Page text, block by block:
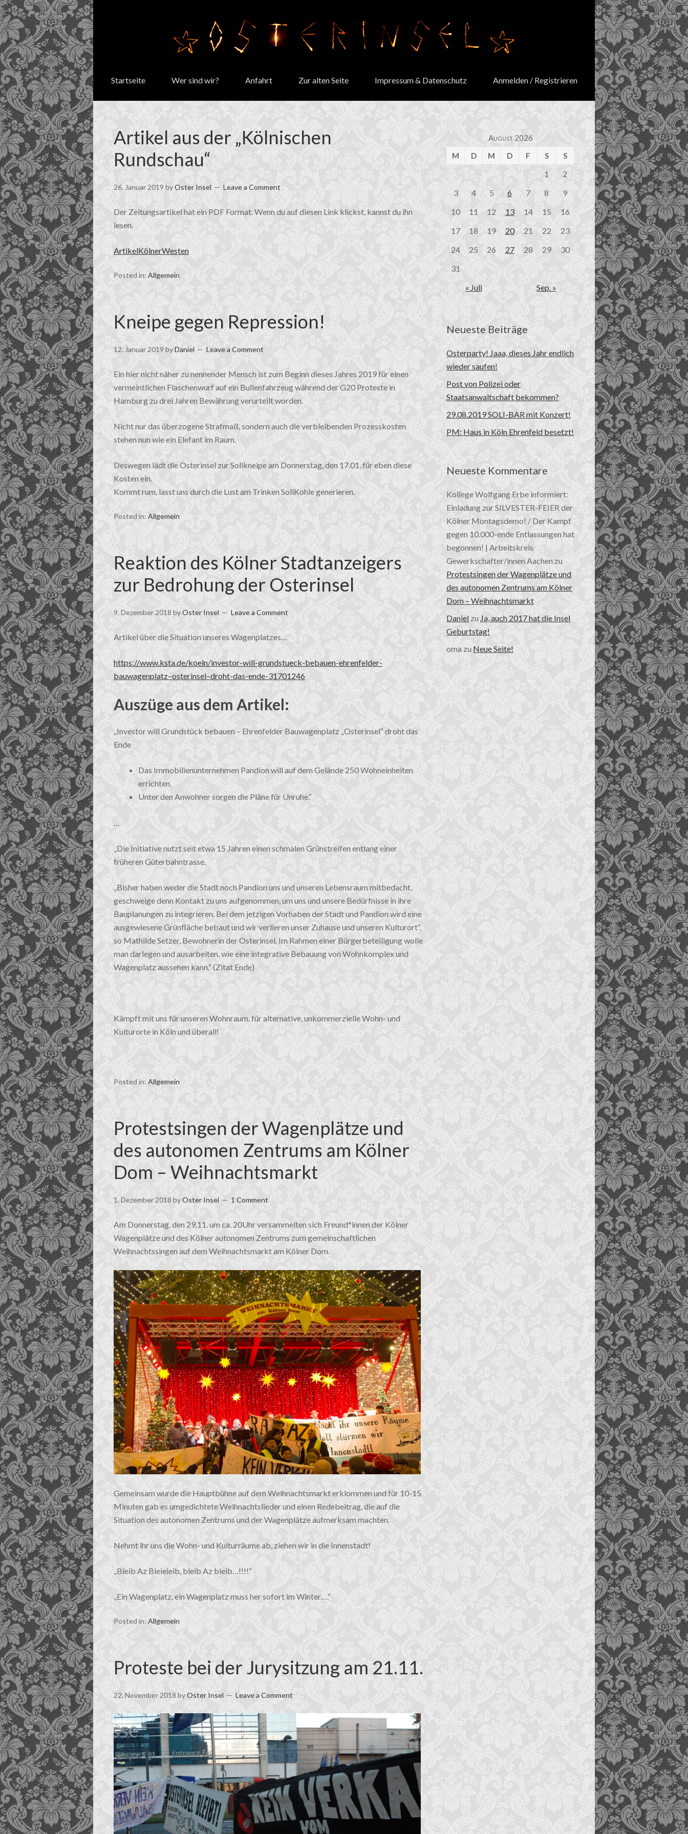
Startseite Wer sind wir? Anfahrt Zur alten Seite Impressum & Datenschutz Anmelden / Registrieren
Artikel aus der „Kölnischen
Rundschau“
26. Januar 2019 byOster Insel Leave a Comment
Der Zeitungsartikel hat ein PDF Format. Wenn du auf diesen Link klickst, kannst du ihn
lesen.
ArtikelKölnerWesten
Posted in: Allgemein
Kneipe gegen Repression!
12. Januar 2019 byDaniel Leave a Comment
Ein hier nicht näher zu nennender Mensch ist zum Beginn dieses Jahres 2019 für einen
vermeintlichen Flaschenwurf auf ein Bullenfahrzeug während der G20 Proteste in
Hamburg zu drei Jahren Bewährung verurteilt worden.
Nicht nur das überzogene Strafmaß, sondern auch die verbleibenden Prozesskosten
stehen nun wie ein Elefant im Raum.
Deswegen lädt die Osterinsel zur Solikneipe am Donnerstag, den 17.01. für eben diese
Kosten ein.
Kommt rum, lasst uns durch die Lust am Trinken SoliKohle generieren.
Posted in:Allgemein
Reaktion des Kölner Stadtanzeigers
zur Bedrohung der Osterinsel
9. Dezember 2018 byOster Insel Leave a Comment
Artikel über die Situation unseres Wagenplatzes…
https://www.ksta.de/koeln/investor-will-grundstueck-bebauen-ehrenfelder-
bauwagenplatz–osterinsel–droht-das-ende-31701246
Auszüge aus dem Artikel:
„Investor will Grundstück bebauen – Ehrenfelder Bauwagenplatz „Osterinsel“ droht das
Ende
Das Immobilienunternehmen Pandion will auf dem Gelände 250 Wohneinheiten
errichten.
Unter den Anwohner sorgen die Pläne für Unruhe.“
…
„Die Initiative nutzt seit etwa 15 Jahren einen schmalen Grünstreifen entlang einer
früheren Güterbahntrasse.
„Bisher haben weder die Stadt noch Pandion uns und unseren Lebensraum mitbedacht,
geschweige denn Kontakt zu uns aufgenommen, um uns und unsere Bedürfnisse in ihre
Bauplanungen zu integrieren. Bei dem jetzigen Vorhaben der Stadt und Pandion wird eine
ausgewiesene Grünfläche bebaut und wir verlieren unser Zuhause und unseren Kulturort“,
so Mathilde Setzer, Bewohnerin der Osterinsel. Im Rahmen einer Bürgerbeteiligung wolle
man darlegen und ausarbeiten, wie eine integrative Bebauung von Wohnkomplex und
Wagenplatz aussehen kann.“ (Zitat Ende)
Kämpft mit uns für unseren Wohnraum, für alternative, unkommerzielle Wohn- und
Kulturorte in Köln und überall!
Posted in: Allgemein
Protestsingen der Wagenplätze und
des autonomen Zentrums am Kölner
Dom – Weihnachtsmarkt
1. Dezember 2018 byOster Insel 1 Comment
Am Donnerstag, den 29.11. um ca. 20Uhr versammelten sich Freund*innen der Kölner
Wagenplätze und des Kölner autonomen Zentrums zum gemeinschaftlichen
Weihnachtssingen auf dem Weihnachtsmarkt am Kölner Dom.
Gemeinsam wurde die Hauptbühne auf dem Weihnachtsmarkt erklommen und für 10-15
Minuten gab es umgedichtete Weihnachtslieder und einen Redebeitrag, die auf die
Situation des autonomen Zentrums und der Wagenplätze aufmerksam machten.
Nehmt ihr uns die Wohn- und Kulturräume ab, ziehen wir in die Innenstadt!
„Bleib Az Bleieieib, bleib Az bleib…!!!!“
„Ein Wagenplatz, ein Wagenplatz muss her sofort im Winter….“
Posted in: Allgemein
Proteste bei der Jurysitzung am 21.11.
22. November 2018 byOster Insel Leave a Comment
August 2026
M
D M D F S S
1
2
3
4 5 6 7 8
9
10
11 12 13 14 15
16
17
18 19 20 21 22
23
24
25 26 27 28 29
30
31
« Juli
Sep. »
Neueste Beiträge
Osterparty! Jaaa, dieses Jahr endlich
wieder saufen!
Post von Polizei oder
Staatsanwaltschaft bekommen?
29.08.2019 SOLI-BAR mit Konzert!
PM: Haus in Köln Ehrenfeld besetzt!
Neueste Kommentare
Kollege Wolfgang Erbe informiert:
Einladung zur SILVESTER-FEIER der
Kölner Montagsdemo! / Der Kampf
gegen 10.000-ende Entlassungen hat
begonnen! | Arbeitskreis
Gewerkschafter/innen Aachen zu
Protestsingen der Wagenplätze und
des autonomen Zentrums am Kölner
Dom – Weihnachtsmarkt
Daniel zuJa, auch 2017 hat die Insel
Geburtstag!
oma zu Neue Seite!